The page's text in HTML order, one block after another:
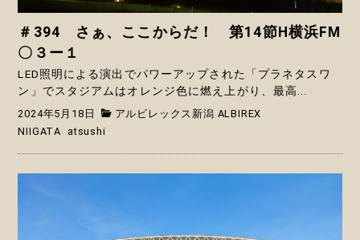
＃394 さぁ、ここからだ！ 第14節H横浜FM
〇３ー１
LED照明による演出でパワーアップされた「プラネタスワ
ン」でスタジアムはオレンジ色に燃え上がり、最高...
2024年5月18日
アルビレックス新潟 ALBIREX
NIIGATA
atsushi